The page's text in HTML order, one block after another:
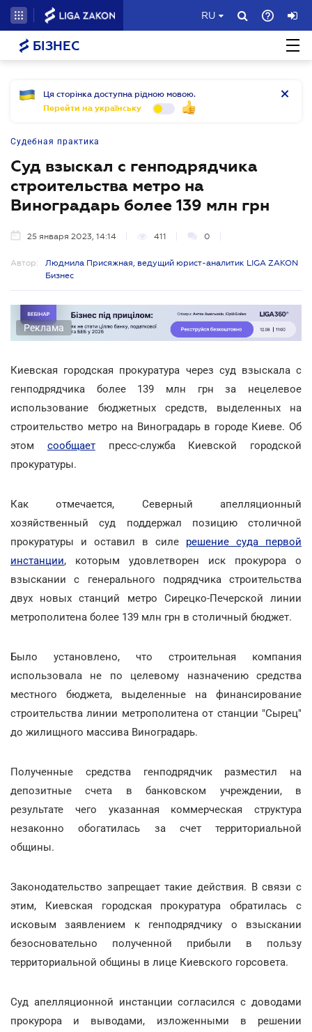
RU
БІЗНЕС
Ця сторінка доступна рідною мовою.
Перейти на українську
Судебная практика
Суд взыскал с генподрядчика
строительства метро на
Виноградарь более 139 млн грн
25 января 2023, 14:14 411 0
Автор:
Людмила Присяжная, ведущий юрист-аналитик LIGA ZAKON
Бизнес
Реклама
Киевская городская прокуратура через суд взыскала с
генподрядчика более 139 млн грн за нецелевое
использование бюджетных средств, выделенных на
строительство метро на Виноградарь в городе Киеве. Об
этом сообщаетпресс-служба Киевской городской
прокуратуры.
Как отмечается, Северный апелляционный
хозяйственный суд поддержал позицию столичной
прокуратуры и оставил в силе решение суда первой
инстанции, которым удовлетворен иск прокурора о
взыскании с генерального подрядчика строительства
двух новых станций метро Сирецко-Печерской линии
метрополитена более 139 млн грн в столичный бюджет.
Было установлено, что строительная компания
использовала не по целевому назначению средства
местного бюджета, выделенные
на финансирование
строительства линии метрополитена от станции "Сырец"
до жилищного массива Виноградарь.
Полученные средства генподрядчик разместил на
депозитные счета в банковском учреждении, в
результате чего указанная коммерческая структура
незаконно обогатилась за счет территориальной
общины.
Законодательство запрещает такие действия. В связи с
этим, Киевская городская прокуратура обратилась с
исковым заявлением к генподрядчику о взыскании
безосновательно полученной прибыли в пользу
территориальной общины в лице Киевского горсовета.
Суд апелляционной инстанции согласился с доводами
прокурора и выводами, изложенными в решении